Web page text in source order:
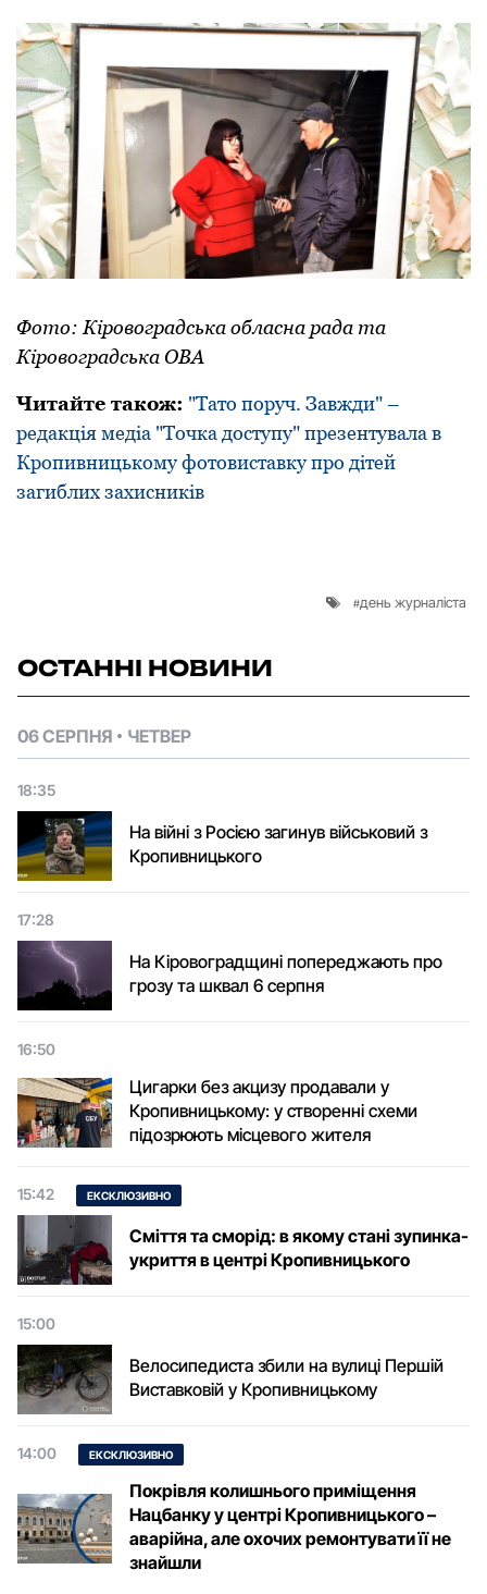
Фото: Кіровоградська обласна рада та
Кіровоградська ОВА
Читайте також: "Тато поруч. Завжди" –
редакція медіа "Точка доступу" презентувала в
Кропивницькому фотовиставку про дітей
загиблих захисників
день журналіста
ОСТАННІ НОВИНИ
06 СЕРПНЯ ЧЕТВЕР
18:35
На війні з Росією загинув військовий з
Кропивницького
17:28
На Кіровоградщині попереджають про
грозу та шквал 6 серпня
16:50
Цигарки без акцизу продавали у
Кропивницькому: у створенні схеми
підозрюють місцевого жителя
15:42 ЕКСКЛЮЗИВНО
Сміття та сморід: в якому стані зупинка-
укриття в центрі Кропивницького
15:00
Велосипедиста збили на вулиці Першій
Виставковій у Кропивницькому
14:00 ЕКСКЛЮЗИВНО
Покрівля колишнього приміщення
Нацбанку у центрі Кропивницького –
аварійна, але охочих ремонтувати її не
знайшли